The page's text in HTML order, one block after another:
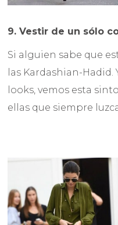
9. Vestir de un sólo
Si alguien sabe que
las Kardashian-Hadid.
looks, vemos esta
ellas que siempre